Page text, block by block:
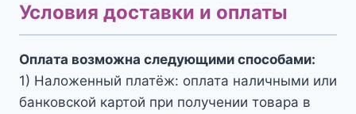
Условия доставки и оплаты
Оплата возможна следующими способами:
1) Наложенный платёж: оплата наличными или
банковской картой при получении товара в